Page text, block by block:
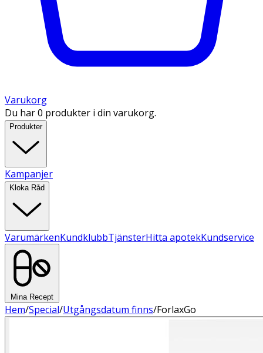
Varukorg
Du har 0 produkter i din varukorg.
Produkter
Kampanjer
Kloka Råd
VarumärkenKundklubbTjänsterHitta apotekKundservice
Mina Recept
Hem/Special/Utgångsdatum finns/ForlaxGo